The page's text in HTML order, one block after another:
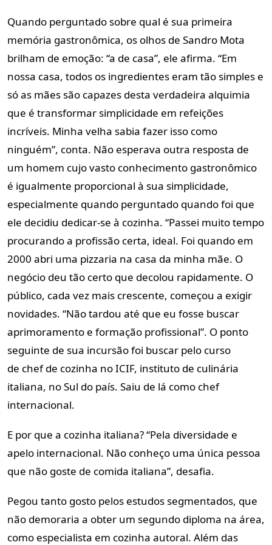
Quando perguntado sobre qual é sua primeira
memória gastronômica, os olhos de Sandro Mota
brilham de emoção: “a de casa”, ele afirma. “Em
nossa casa, todos os ingredientes eram tão simples e
só as mães são capazes desta verdadeira alquimia
que é transformar simplicidade em refeições
incríveis. Minha velha sabia fazer isso como
ninguém”, conta. Não esperava outra resposta de
um homem cujo vasto conhecimento gastronômico
é igualmente proporcional à sua simplicidade,
especialmente quando perguntado quando foi que
ele decidiu dedicar-se à cozinha. “Passei muito tempo
procurando a profissão certa, ideal. Foi quando em
2000 abri uma pizzaria na casa da minha mãe. O
negócio deu tão certo que decolou rapidamente. O
público, cada vez mais crescente, começou a exigir
novidades. “Não tardou até que eu fosse buscar
aprimoramento e formação profissional”. O ponto
seguinte de sua incursão foi buscar pelo curso
de chef de cozinha no ICIF, instituto de culinária
italiana, no Sul do país. Saiu de lá como chef
internacional.
E por que a cozinha italiana? “Pela diversidade e
apelo internacional. Não conheço uma única pessoa
que não goste de comida italiana”, desafia.
Pegou tanto gosto pelos estudos segmentados, que
não demoraria a obter um segundo diploma na área,
como especialista em cozinha autoral. Além das